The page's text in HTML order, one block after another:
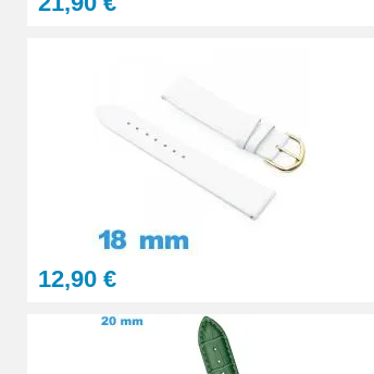
Sacoche pour réparation
Gros pointeau de pose
4,90 €
Pointeau de pose à 2 têtes
Outil pointeau de pose
12,90 €